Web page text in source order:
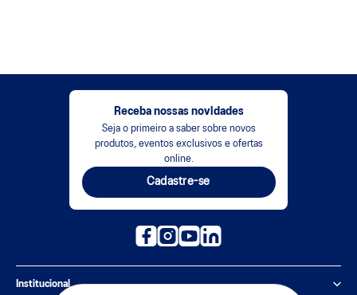
Receba nossas novidades
Seja o primeiro a saber sobre novos
produtos, eventos exclusivos e ofertas
online.
Cadastre-se
Institucional